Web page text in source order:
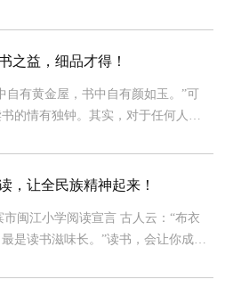
小学的6,000余名学生收到了属于自
。 别闹，我们的新图书来啦！开
之益，细品才得！
自有黄金屋，书中自有颜如玉。”可
的情有独钟。其实，对于任何人而
变得有知。读史蒂芬·霍金的《时间
壳中的宇宙》，畅游在粒子、生命和
，让全民族精神起来！
闽江小学阅读宣言 古人云：“布衣
是读书滋味长。”读书，会让你成为
漠；读书，能改变世界的荒凉！审